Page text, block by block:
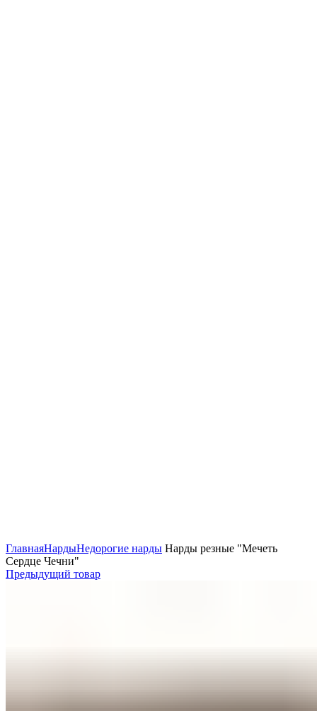
ГлавнаяНардыНедорогие нарды Нарды резные "Мечеть
Сердце Чечни"
Предыдущий товар